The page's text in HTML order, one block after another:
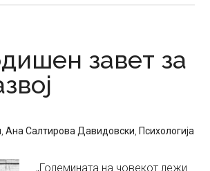
Петок“
и
завет за
,Ана Салтирова Давидовски Психологија
„Големината на човекот лежи